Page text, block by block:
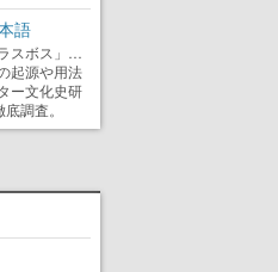
語
スボス」…
起源や用法
ー文化史研
調査。